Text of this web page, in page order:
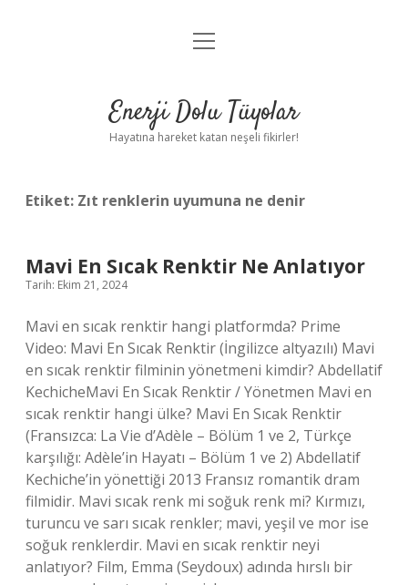
Anasayfa
Yasal Uyarı
menüyü
Enerji Dolu Tüyolar
Hayatına hareket katan neşeli fikirler!
Etiket: Zıt renklerin uyumuna ne denir
Mavi En Sıcak Renktir Ne Anlatıyor
Tarih: Ekim 21, 2024
Mavi en sıcak renktir hangi platformda? Prime
Video: Mavi En Sıcak Renktir (İngilizce altyazılı) Mavi
en sıcak renktir filminin yönetmeni kimdir? Abdellatif
KechicheMavi En Sıcak Renktir / Yönetmen Mavi en
sıcak renktir hangi ülke? Mavi En Sıcak Renktir
(Fransızca: La Vie d’Adèle – Bölüm 1 ve 2, Türkçe
karşılığı: Adèle’in Hayatı – Bölüm 1 ve 2) Abdellatif
Kechiche’in yönettiği 2013 Fransız romantik dram
filmidir. Mavi sıcak renk mi soğuk renk mi? Kırmızı,
turuncu ve sarı sıcak renkler; mavi, yeşil ve mor ise
soğuk renklerdir. Mavi en sıcak renktir neyi
anlatıyor? Film, Emma (Seydoux) adında hırslı bir